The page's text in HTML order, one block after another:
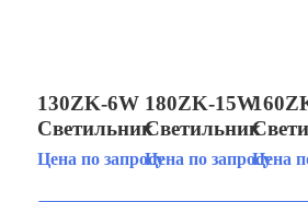
130ZK-6W
Светильник
светодиодный
Цена по запросу
180ZK-15W
Светильник
светодиодный
Цена по запросуЦена